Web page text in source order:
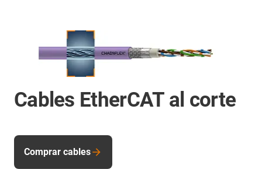
Cables EtherCAT al corte
Comprar cables